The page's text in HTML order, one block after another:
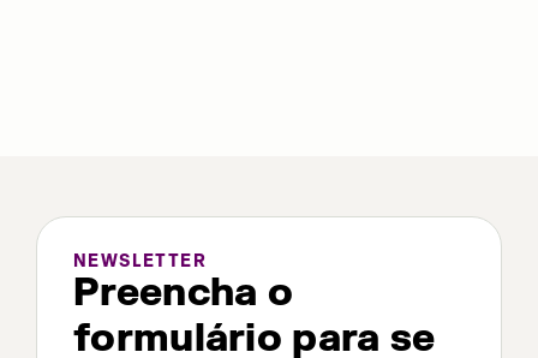
NEWSLETTER
Preencha o
formulário para se